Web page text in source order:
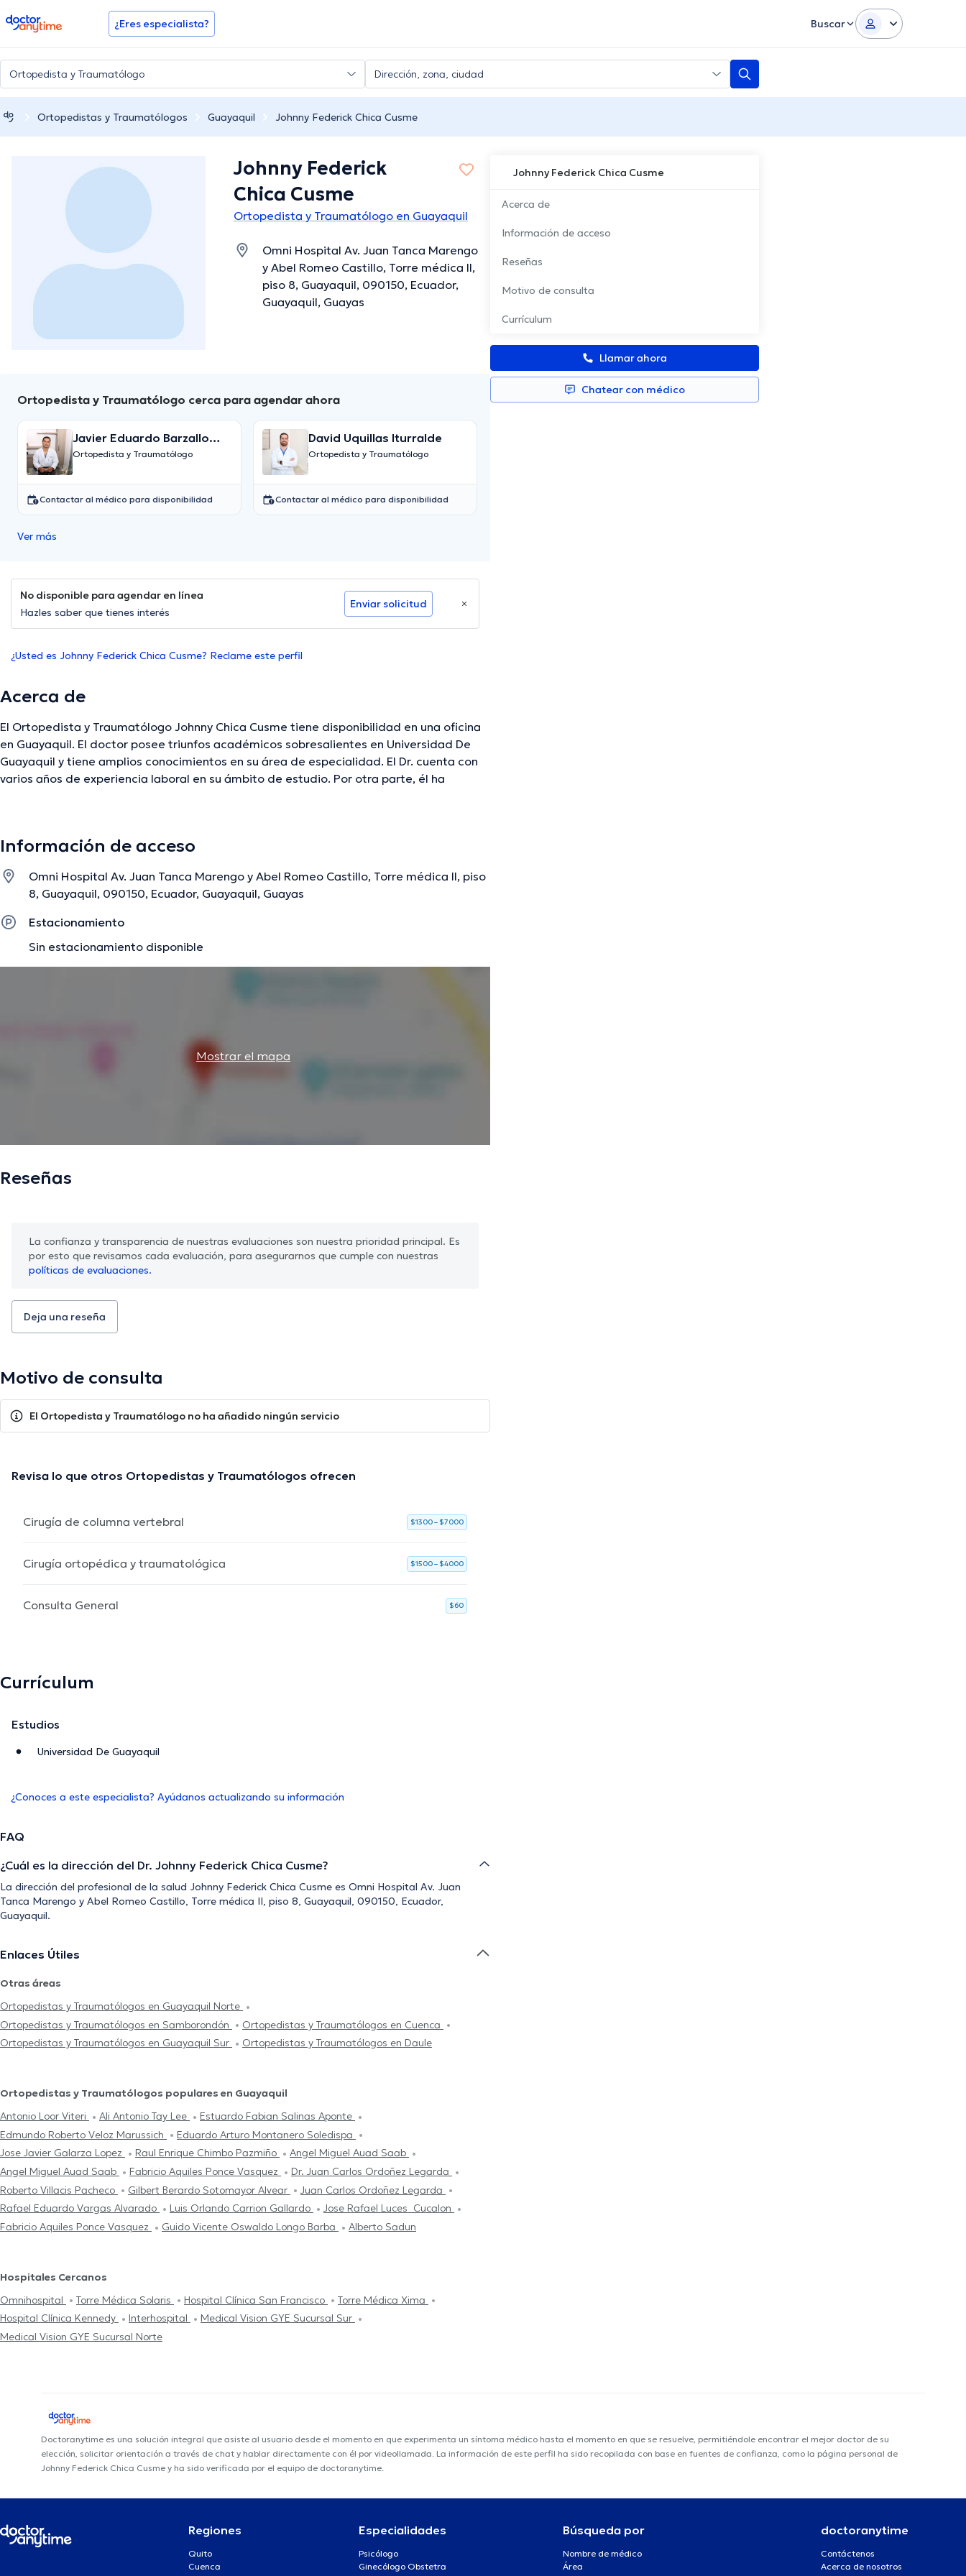
doctoranytime ¿Eres especialista? Buscar
Ortopedistas y Traumatólogos Guayaquil Johnny Federick Chica Cusme
Johnny Federick Chica Cusme
Acerca de
Información de acceso
Reseñas
Motivo de consulta
Currículum
Llamar ahora
Chatear con médico
Johnny Federick
Chica Cusme
Ortopedista y Traumatólogo en Guayaquil
Omni Hospital Av. Juan Tanca Marengo
y Abel Romeo Castillo, Torre médica II,
piso 8, Guayaquil, 090150, Ecuador,
Guayaquil, Guayas
Ortopedista y Traumatólogo cerca para agendar ahora
Javier Eduardo Barzallo
Nuñez
Ortopedista y Traumatólogo
Contactar al médico para disponibilidad
David Uquillas Iturralde
Ortopedista y Traumatólogo
Contactar al médico para disponibilidad
Ver más
No disponible para agendar en línea
Hazles saber que tienes interés
Enviar solicitud
¿Usted es Johnny Federick Chica Cusme? Reclame este perfil
Acerca de
El Ortopedista y Traumatólogo Johnny Chica Cusme tiene disponibilidad en una oficina
en Guayaquil. El doctor posee triunfos académicos sobresalientes en Universidad De
Guayaquil y tiene amplios conocimientos en su área de especialidad. El Dr. cuenta con
varios años de experiencia laboral en su ámbito de estudio. Por otra parte, él ha
La descripción fue editada por el equipo de doctoranytime, con base en información verificada.
Información de acceso
Omni Hospital Av. Juan Tanca Marengo y Abel Romeo Castillo, Torre médica II, piso
8, Guayaquil, 090150, Ecuador, Guayaquil, Guayas
Estacionamiento
Sin estacionamiento disponible
Mostrar el mapa
Reseñas
La confianza y transparencia de nuestras evaluaciones son nuestra prioridad principal. Es
por esto que revisamos cada evaluación, para asegurarnos que cumple con nuestras
políticas de evaluaciones.
Deja una reseña
Motivo de consulta
El Ortopedista y Traumatólogo no ha añadido ningún servicio
Revisa lo que otros Ortopedistas y Traumatólogos ofrecen
Cirugía de columna vertebral $1300 – $7000
Cirugía ortopédica y traumatológica $1500 – $4000
Consulta General $60
Currículum
Estudios
Universidad De Guayaquil
¿Conoces a este especialista? Ayúdanos actualizando su información
FAQ
¿Cuál es la dirección del Dr. Johnny Federick Chica Cusme?
La dirección del profesional de la salud Johnny Federick Chica Cusme es Omni Hospital Av. Juan
Tanca Marengo y Abel Romeo Castillo, Torre médica II, piso 8, Guayaquil, 090150, Ecuador,
Guayaquil.
Enlaces Útiles
Otras áreas
Ortopedistas y Traumatólogos en Guayaquil Norte
Ortopedistas y Traumatólogos en Samborondón
Ortopedistas y Traumatólogos en Cuenca
Ortopedistas y Traumatólogos en Guayaquil Sur
Ortopedistas y Traumatólogos en Daule
Ortopedistas y Traumatólogos populares en Guayaquil
Antonio Loor Viteri
Ali Antonio Tay Lee
Estuardo Fabian Salinas Aponte
Edmundo Roberto Veloz Marussich
Eduardo Arturo Montanero Soledispa
Jose Javier Galarza Lopez
Raul Enrique Chimbo Pazmiño
Angel Miguel Auad Saab
Angel Miguel Auad Saab
Fabricio Aquiles Ponce Vasquez
Dr. Juan Carlos Ordoñez Legarda
Roberto Villacis Pacheco
Gilbert Berardo Sotomayor Alvear
Juan Carlos Ordoñez Legarda
Rafael Eduardo Vargas Alvarado
Luis Orlando Carrion Gallardo
Jose Rafael Luces Cucalon
Fabricio Aquiles Ponce Vasquez
Guido Vicente Oswaldo Longo Barba Alberto Sadun
Hospitales Cercanos
Omnihospital
Torre Médica Solaris Hospital Clínica San Francisco
Torre Médica Xima
Hospital Clínica Kennedy
Interhospital
Medical Vision GYE Sucursal Sur
Medical Vision GYE Sucursal Norte
Doctoranytime es una solución integral que asiste al usuario desde el momento en que experimenta un síntoma médico hasta el momento en que se resuelve, permitiéndole encontrar el mejor doctor de su
elección, solicitar orientación a través de chat y hablar directamente con él por videollamada. La información de este perfil ha sido recopilada con base en fuentes de confianza, como la página personal de
Johnny Federick Chica Cusme y ha sido verificada por el equipo de doctoranytime.
Regiones
Quito
Cuenca
Especialidades
Psicólogo
Ginecólogo Obstetra
Búsqueda por
Nombre de médico
Área
doctoranytime
Contáctenos
Acerca de nosotros